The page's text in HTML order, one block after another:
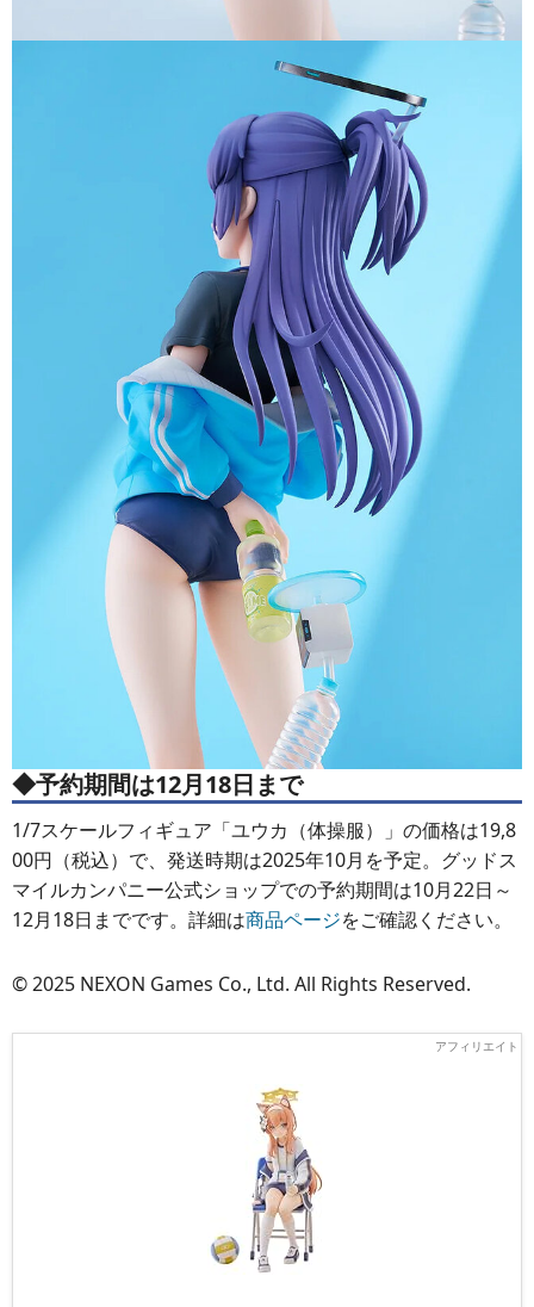
◆予約期間は12月18日まで
1/7スケールフィギュア「ユウカ（体操服）」の価格は19,8
00円（税込）で、発送時期は2025年10月を予定。グッドス
マイルカンパニー公式ショップでの予約期間は10月22日～
12月18日までです。詳細は商品ページをご確認ください。
© 2025 NEXON Games Co., Ltd. All Rights Reserved.